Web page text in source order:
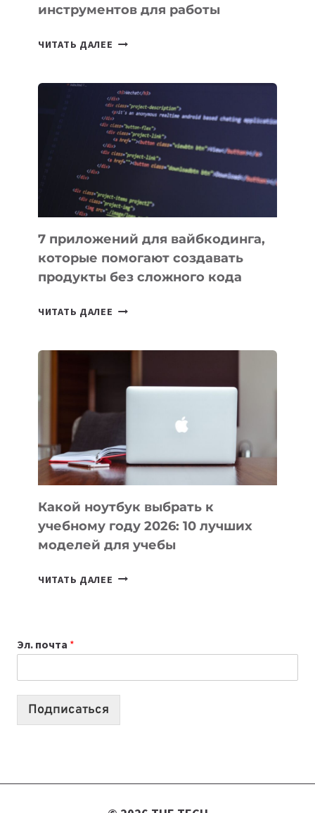
инструментов для работы
ЧИТАТЬ ДАЛЕЕ ТАСК-
ПОЛЕЗНЫХ
ИНСТРУМЕНТОВ
ДЛЯ
РАБОТЫ
7 приложений для вайбкодинга,
которые помогают создавать
продукты без сложного кода
ЧИТАТЬ ДАЛЕЕ
СОЗДАВАТЬ
БЕЗ
СЛОЖНОГО
КОДА
Какой ноутбук выбрать к
учебному году 2026: 10 лучших
моделей для учебы
ЧИТАТЬ ДАЛЕЕ КАКОЙ
2026:
10
Эл. почта *
Подписаться